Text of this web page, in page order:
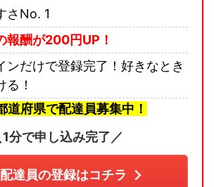
さNo. 1
報酬が200円UP！
ンだけで登録完了！好きなとき
る！
道府県で配達員募集中！
1分で申し込み完了／
達員の登録はコチラ